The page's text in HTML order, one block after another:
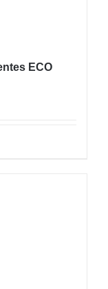
ECO